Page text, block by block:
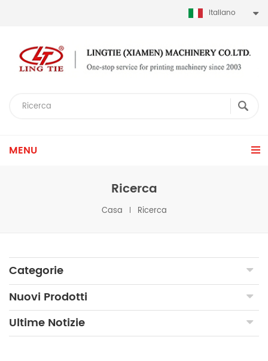
Italiano
MENU
Ricerca
Casa Ricerca
Categorie
Nuovi Prodotti
Ultime Notizie